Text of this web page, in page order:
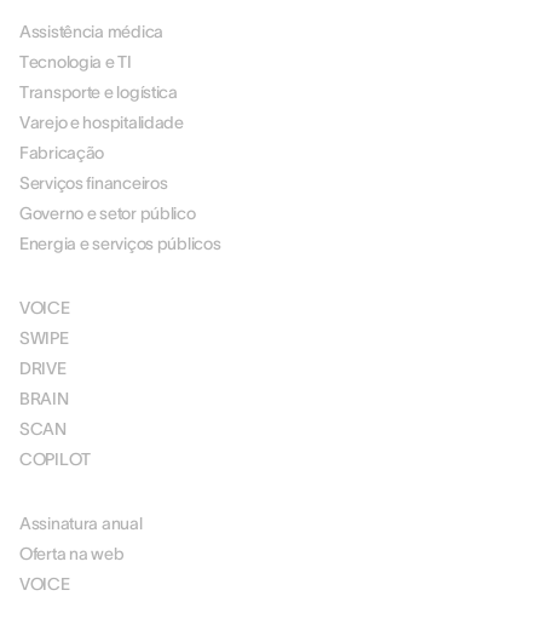
Assistência médica
Tecnologia e TI
Transporte e logística
Varejo e hospitalidade
Fabricação
Serviços financeiros
Governo e setor público
Energia e serviços públicos
VOICE
SWIPE
DRIVE
BRAIN
SCAN
COPILOT
Assinatura anual
Oferta na web
VOICE